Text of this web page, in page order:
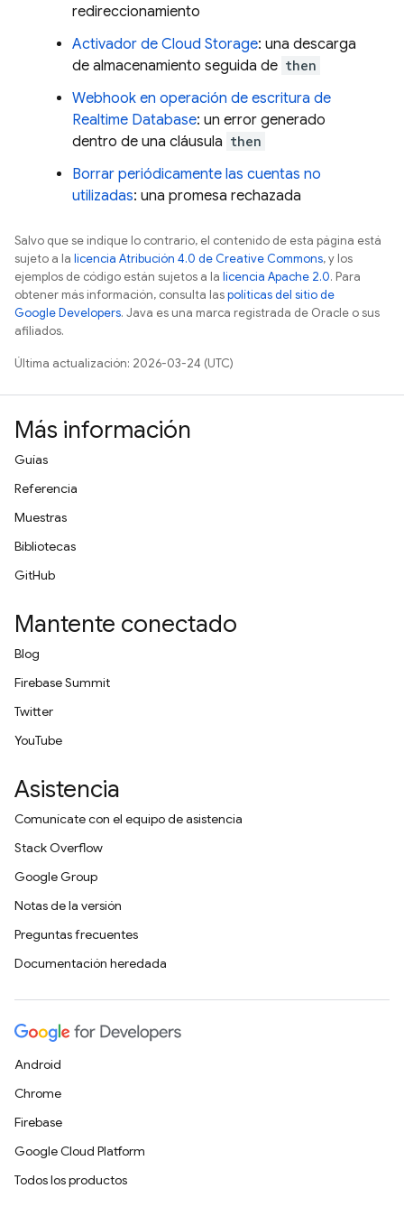
redireccionamiento
Activador de Cloud Storage: una descarga
de almacenamiento seguida de then
Webhook en operación de escritura de
Realtime Database: un error generado
dentro de una cláusula then
Borrar periódicamente las cuentas no
utilizadas: una promesa rechazada
Salvo que se indique lo contrario, el contenido de esta página está
sujeto a la licencia Atribución 4.0 de Creative Commons, y los
ejemplos de código están sujetos a la licencia Apache 2.0. Para
obtener más información, consulta laspolíticas del sitio de
Google Developers. Java es una marca registrada de Oracle o sus
afiliados.
Última actualización: 2026-03-24 (UTC)
Más información
Guías
Referencia
Muestras
Bibliotecas
GitHub
Mantente conectado
Blog
Firebase Summit
Twitter
YouTube
Asistencia
Comunícate con el equipo de asistencia
Stack Overflow
Google Group
Notas de la versión
Preguntas frecuentes
Documentación heredada
Android
Chrome
Firebase
Google Cloud Platform
Todos los productos